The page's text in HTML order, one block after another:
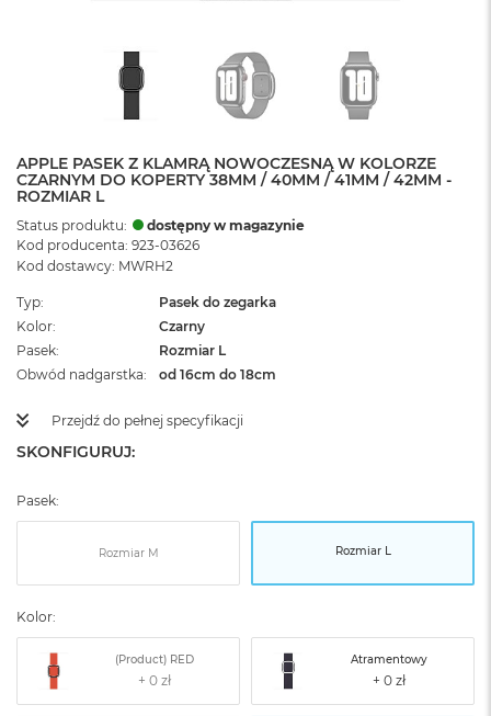
APPLE PASEK Z KLAMRĄ NOWOCZESNĄ W KOLORZE
CZARNYM DO KOPERTY 38MM / 40MM / 41MM / 42MM -
ROZMIAR L
Status produktu:
dostępny w magazynie
Kod producenta: 923-03626
Kod dostawcy: MWRH2
Typ
Pasek do zegarka
Kolor
Czarny
Pasek
Rozmiar L
Obwód nadgarstka
od 16cm do 18cm
Przejdź do pełnej specyfikacji
SKONFIGURUJ:
Pasek:
Rozmiar M Rozmiar L
Kolor:
(Product) RED Atramentowy